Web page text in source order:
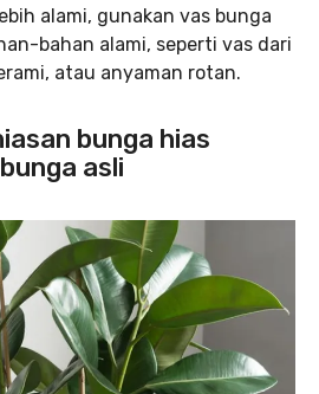
alami, gunakan vas bunga
bahan alami, seperti vas dari
atau anyaman rotan.
bunga hias
asli